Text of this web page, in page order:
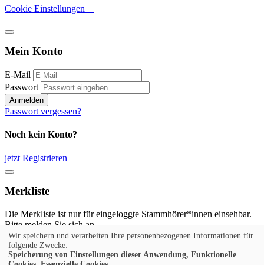
Cookie Einstellungen
Mein Konto
E-Mail
Passwort
Anmelden
Passwort vergessen?
Noch kein Konto?
jetzt Registrieren
Merkliste
Die Merkliste ist nur für eingeloggte Stammhörer*innen einsehbar.
Bitte melden Sie sich an.
Anmelden
Wir speichern und verarbeiten Ihre personenbezogenen Informationen für
folgende Zwecke:
Speicherung von Einstellungen dieser Anwendung, Funktionelle